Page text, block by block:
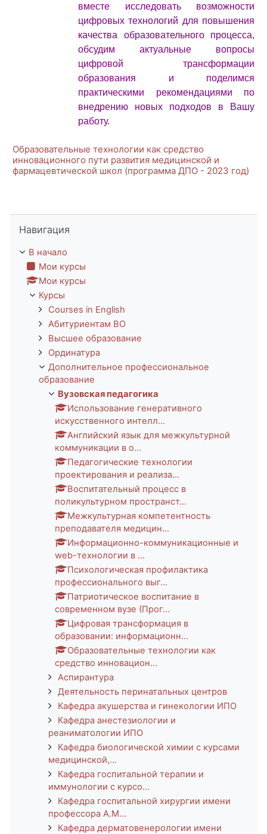
вместе исследовать возможности
цифровых технологий для повышения
качества образовательного процесса,
обсудим актуальные вопросы
цифровой трансформации
образования и поделимся
практическими рекомендациями по
внедрению новых подходов в Вашу
работу.
Образовательные технологии как средство
инновационного пути развития медицинской и
фармацевтической школ (программа ДПО - 2023 год)
Навигация
В начало
Мои курсы
Мои курсы
Курсы
Courses in English
Абитуриентам ВО
Высшее образование
Ординатура
Дополнительное профессиональное
образование
Вузовская педагогика
Использование генеративного
искусственного интелл...
Английский язык для межкультурной
коммуникации в о...
Педагогические технологии
проектирования и реализа...
Воспитательный процесс в
поликультурном пространст...
Межкультурная компетентность
преподавателя медицин...
Информационно-коммуникационные и
web-технологии в ...
Психологическая профилактика
профессионального выг...
Патриотическое воспитание в
современном вузе (Прог...
Цифровая трансформация в
образовании: информационн...
Образовательные технологии как
средство инновацион...
Аспирантура
Деятельность перинатальных центров
Кафедра акушерства и гинекологии ИПО
Кафедра анестезиологии и
реаниматологии ИПО
Кафедра биологической химии с курсами
медицинской,...
Кафедра госпитальной терапии и
иммунологии с курсо...
Кафедра госпитальной хирургии имени
профессора А.М...
Кафедра дерматовенерологии имени